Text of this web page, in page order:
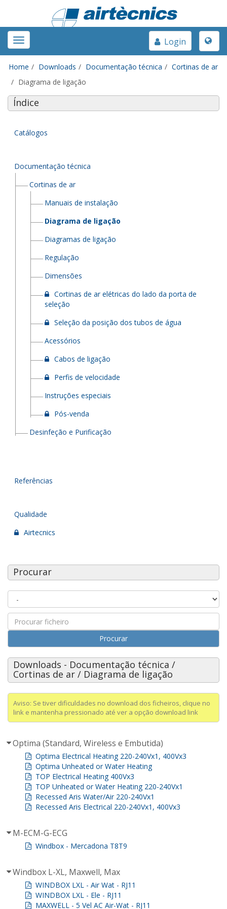
Toggle
navigation
Toggle
Login
Home Downloads Documentação técnica
Cortinas de ar
Diagrama de ligação
Índice
Catálogos
Documentação técnica
Cortinas de ar
Manuais de instalação
Diagrama de ligação
Diagramas de ligação
Regulação
Dimensões
Cortinas de ar elétricas do lado da porta de
seleção
Seleção da posição dos tubos de água
Acessórios
Cabos de ligação
Perfis de velocidade
Instruções especiais
Pós-venda
Desinfeção e Purificação
Referências
Qualidade
Airtecnics
Procurar
Procurar
Downloads - Documentação técnica /
Cortinas de ar / Diagrama de ligação
Aviso: Se tiver dificuldades no download dos ficheiros, clique no
link e mantenha pressionado até ver a opção download link
Optima (Standard, Wireless e Embutida)
Optima Electrical Heating 220-240Vx1, 400Vx3
Optima Unheated or Water Heating
TOP Electrical Heating 400Vx3
TOP Unheated or Water Heating 220-240Vx1
Recessed Aris Water/Air 220-240Vx1
Recessed Aris Electrical 220-240Vx1, 400Vx3
M-ECM-G-ECG
Windbox - Mercadona T8T9
Windbox L-XL, Maxwell, Max
WINDBOX LXL - Air Wat - RJ11
WINDBOX LXL - Ele - RJ11
MAXWELL - 5 Vel AC Air-Wat - RJ11